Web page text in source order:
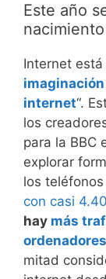
Este año
Internet está
internet“.
los
para la BBC
explorar
los teléfonos
con casi
hay más
ordenadores
mitad